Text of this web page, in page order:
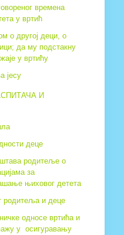
времена
у вртић
о другој деци, о
да му подстакну
у вртићу
јесу
И
деце
родитеље о
за
њиховог детета
родитеља и деце
односе вртића и
у осигуравању